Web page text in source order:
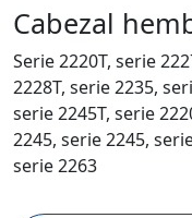
Cabezal
Serie 2220T, serie
2228T, serie 2235,
serie 2245T, serie
2245, serie 2245,
serie 2263